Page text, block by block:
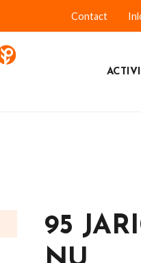
Contact
95